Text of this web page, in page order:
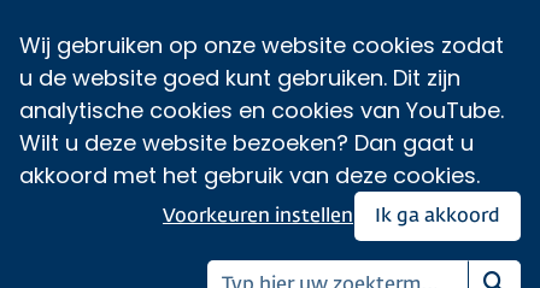
Wij gebruiken op onze website cookies zodat
u de website goed kunt gebruiken. Dit zijn
analytische cookies en cookies van YouTube.
Wilt u deze website bezoeken? Dan gaat u
akkoord met het gebruik van deze cookies.
Ik ga akkoord
Voorkeuren instellen